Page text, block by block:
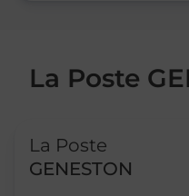
La Poste
La Poste
GENESTON